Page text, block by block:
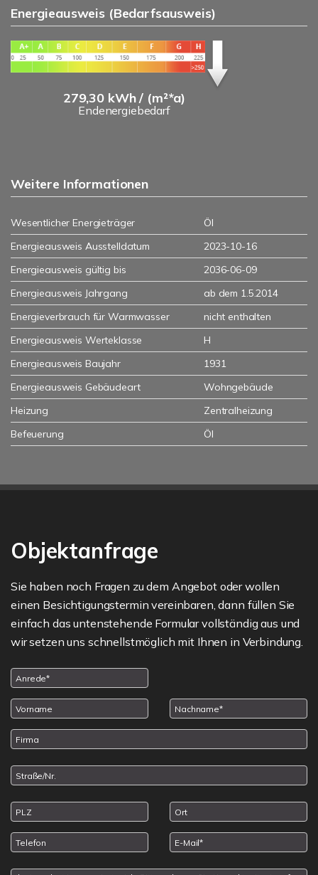
Energieausweis (Bedarfsausweis)
279,30 kWh / (m²*a)
Endenergiebedarf
Weitere Informationen
Wesentlicher Energieträger
Öl
Energieausweis Ausstelldatum
2023-10-16
Energieausweis gültig bis
2036-06-09
Energieausweis Jahrgang
ab dem 1.5.2014
Energieverbrauch für Warmwasser
nicht enthalten
Energieausweis Werteklasse
H
Energieausweis Baujahr
1931
Energieausweis Gebäudeart
Wohngebäude
Heizung
Zentralheizung
Befeuerung
Öl
Objektanfrage
Sie haben noch Fragen zu dem Angebot oder wollen
einen Besichtigungstermin vereinbaren, dann füllen Sie
einfach das untenstehende Formular vollständig aus und
wir setzen uns schnellstmöglich mit Ihnen in Verbindung.